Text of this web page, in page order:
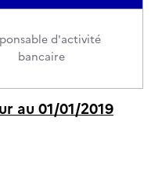
d'activité
bancaire
au 01/01/2019